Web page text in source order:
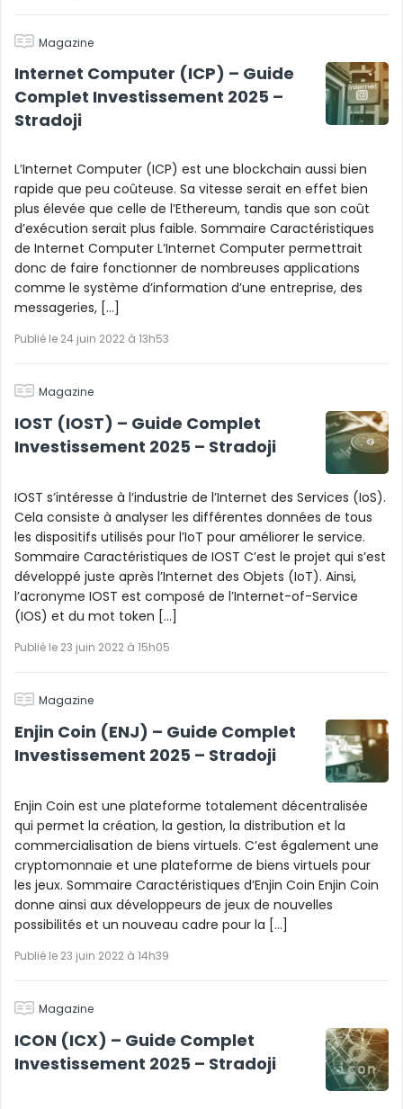
Magazine
Internet Computer (ICP) – Guide
Complet Investissement 2025 –
Stradoji
L’Internet Computer (ICP) est une blockchain aussi bien
rapide que peu coûteuse. Sa vitesse serait en effet bien
plus élevée que celle de l’Ethereum, tandis que son coût
d’exécution serait plus faible. Sommaire Caractéristiques
de Internet Computer L’Internet Computer permettrait
donc de faire fonctionner de nombreuses applications
comme le système d’information d’une entreprise, des
messageries, […]
Publié le 24 juin 2022 à 13h53
Magazine
IOST (IOST) – Guide Complet
Investissement 2025 – Stradoji
IOST s’intéresse à l’industrie de l’Internet des Services (IoS).
Cela consiste à analyser les différentes données de tous
les dispositifs utilisés pour l’IoT pour améliorer le service.
Sommaire Caractéristiques de IOST C’est le projet qui s’est
développé juste après l’Internet des Objets (IoT). Ainsi,
l’acronyme IOST est composé de l’Internet-of-Service
(IOS) et du mot token […]
Publié le 23 juin 2022 à 15h05
Magazine
Enjin Coin (ENJ) – Guide Complet
Investissement 2025 – Stradoji
Enjin Coin est une plateforme totalement décentralisée
qui permet la création, la gestion, la distribution et la
commercialisation de biens virtuels. C’est également une
cryptomonnaie et une plateforme de biens virtuels pour
les jeux. Sommaire Caractéristiques d’Enjin Coin Enjin Coin
donne ainsi aux développeurs de jeux de nouvelles
possibilités et un nouveau cadre pour la […]
Publié le 23 juin 2022 à 14h39
Magazine
ICON (ICX) – Guide Complet
Investissement 2025 – Stradoji